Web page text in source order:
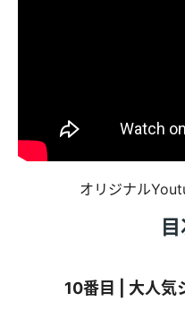
オリジナル
10番目 | 大人気